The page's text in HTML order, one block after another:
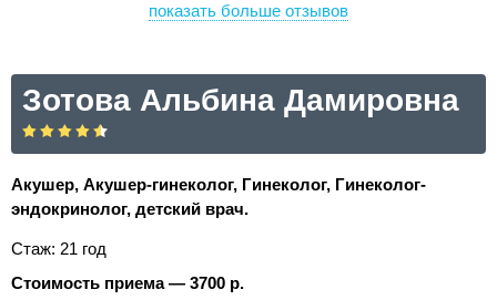
показать больше отзывов
Зотова Альбина Дамировна
Акушер, Акушер-гинеколог, Гинеколог, Гинеколог-
эндокринолог, детский врач.
Стаж: 21 год
Стоимость приема — 3700 р.